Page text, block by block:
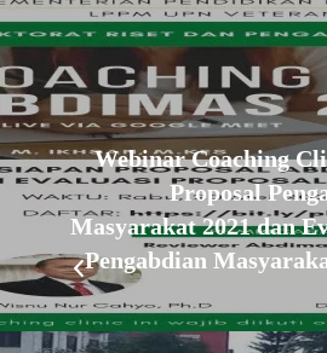
Webinar Coaching
Proposal
Masyarakat 2021 dan
Pengabdian